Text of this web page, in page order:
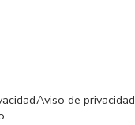
Aviso de privacidad